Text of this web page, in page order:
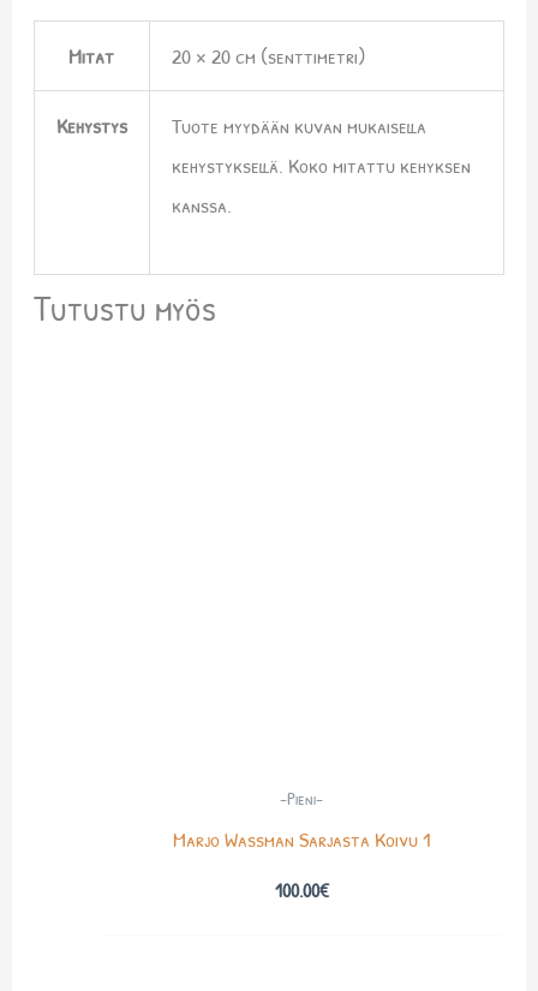
Mitat 20 × 20 cm (senttimetri)
Kehystys
Tuote myydään kuvan mukaisella
kehystyksellä. Koko mitattu kehyksen
kanssa.
Tutustu myös
-Pieni-
Marjo Wassman Sarjasta Koivu 1
100.00€